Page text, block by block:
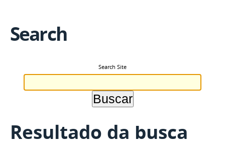
Search
Search Site
Resultado da busca